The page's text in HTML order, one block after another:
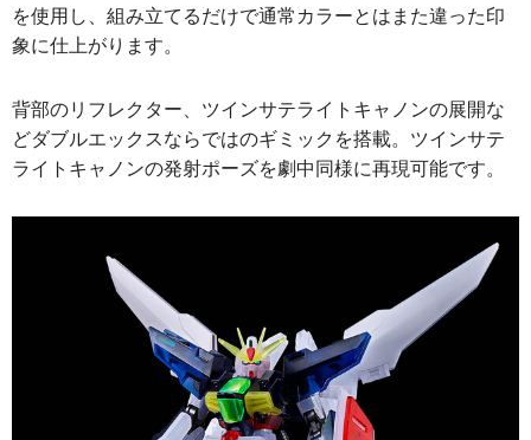
を使用し、組み立てるだけで通常カラーとはまた違った印
象に仕上がります。
背部のリフレクター、ツインサテライトキャノンの展開な
どダブルエックスならではのギミックを搭載。ツインサテ
ライトキャノンの発射ポーズを劇中同様に再現可能です。